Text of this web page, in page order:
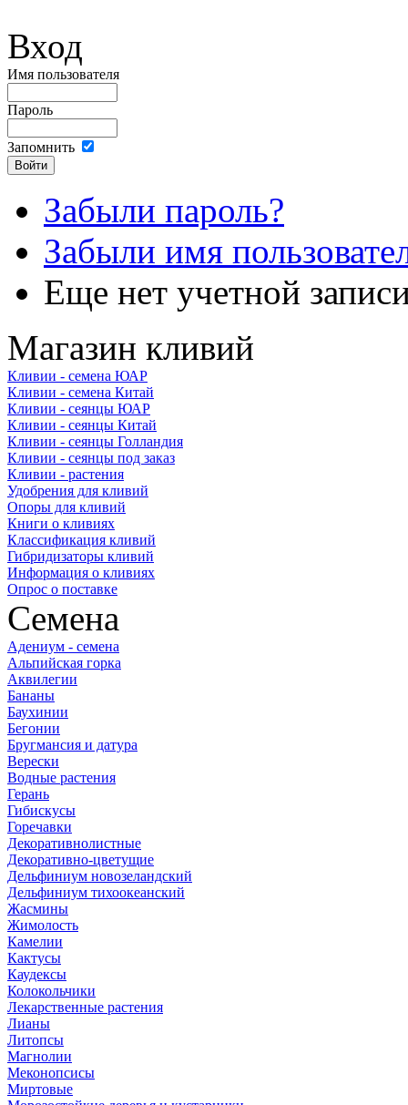
Вход
Имя пользователя
Пароль
Запомнить
Забыли пароль?
Забыли имя
Еще нет учетной
Магазин кливий
Кливии - семена ЮАР
Кливии - семена Китай
Кливии - сеянцы ЮАР
Кливии - сеянцы Китай
Кливии - сеянцы Голландия
Кливии - сеянцы под заказ
Кливии - растения
Удобрения для кливий
Опоры для кливий
Книги о кливиях
Классификация кливий
Гибридизаторы кливий
Информация о кливиях
Опрос о поставке
Семена
Адениум - семена
Альпийская горка
Аквилегии
Бананы
Баухинии
Бегонии
Бругмансия и датура
Верески
Водные растения
Герань
Гибискусы
Горечавки
Декоративнолистные
Декоративно-цветущие
Дельфиниум новозеландский
Дельфиниум тихоокеанский
Жасмины
Жимолость
Камелии
Кактусы
Каудексы
Колокольчики
Лекарственные растения
Лианы
Литопсы
Магнолии
Меконопсисы
Миртовые